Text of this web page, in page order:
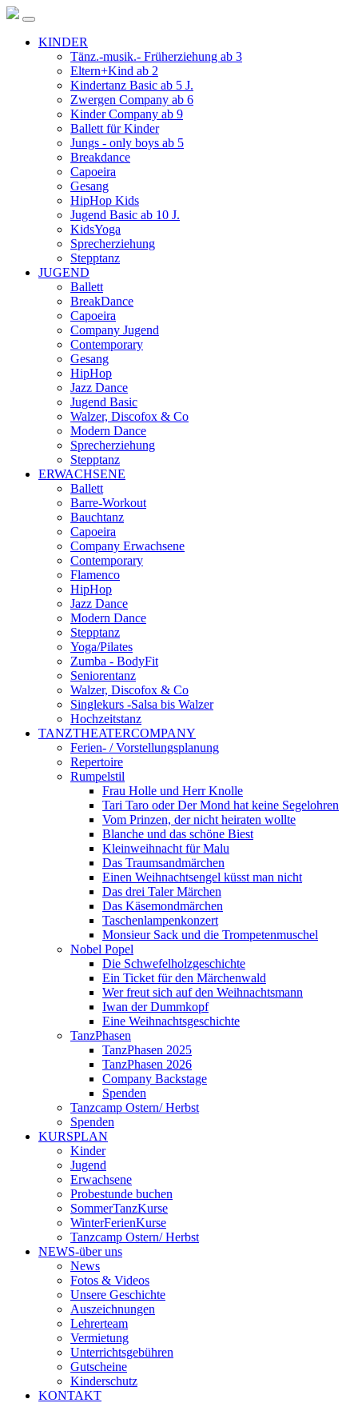
KINDER
Tänz.-musik.- Früherziehung ab 3
Eltern+Kind ab 2
Kindertanz Basic ab 5 J.
Zwergen Company ab 6
Kinder Company ab 9
Ballett für Kinder
Jungs - only boys ab 5
Breakdance
Capoeira
Gesang
HipHop Kids
Jugend Basic ab 10 J.
KidsYoga
Sprecherziehung
Stepptanz
JUGEND
Ballett
BreakDance
Capoeira
Company Jugend
Contemporary
Gesang
HipHop
Jazz Dance
Jugend Basic
Walzer, Discofox & Co
Modern Dance
Sprecherziehung
Stepptanz
ERWACHSENE
Ballett
Barre-Workout
Bauchtanz
Capoeira
Company Erwachsene
Contemporary
Flamenco
HipHop
Jazz Dance
Modern Dance
Stepptanz
Yoga/Pilates
Zumba - BodyFit
Seniorentanz
Walzer, Discofox & Co
Singlekurs -Salsa bis Walzer
Hochzeitstanz
TANZTHEATERCOMPANY
Ferien- / Vorstellungsplanung
Repertoire
Rumpelstil
Frau Holle und Herr Knolle
Tari Taro oder Der Mond hat keine Segelohren
Vom Prinzen, der nicht heiraten wollte
Blanche und das schöne Biest
Kleinweihnacht für Malu
Das Traumsandmärchen
Einen Weihnachtsengel küsst man nicht
Das drei Taler Märchen
Das Käsemondmärchen
Taschenlampenkonzert
Monsieur Sack und die Trompetenmuschel
Nobel Popel
Die Schwefelholzgeschichte
Ein Ticket für den Märchenwald
Wer freut sich auf den Weihnachtsmann
Iwan der Dummkopf
Eine Weihnachtsgeschichte
TanzPhasen
TanzPhasen 2025
TanzPhasen 2026
Company Backstage
Spenden
Tanzcamp Ostern/ Herbst
Spenden
KURSPLAN
Kinder
Jugend
Erwachsene
Probestunde buchen
SommerTanzKurse
WinterFerienKurse
Tanzcamp Ostern/ Herbst
NEWS-über uns
News
Fotos & Videos
Unsere Geschichte
Auszeichnungen
Lehrerteam
Vermietung
Unterrichtsgebühren
Gutscheine
Kinderschutz
KONTAKT